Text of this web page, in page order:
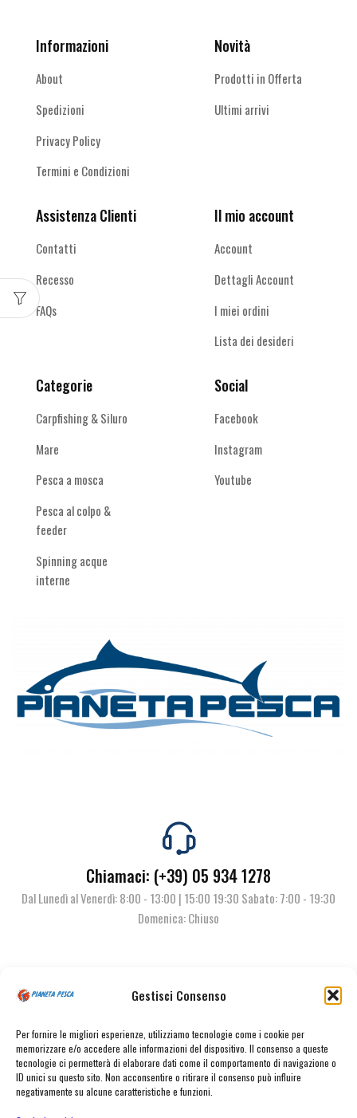
Gestisci Consenso
Per fornire le migliori esperienze, utilizziamo tecnologie come i cookie per
memorizzare e/o accedere alle informazioni del dispositivo. Il consenso a queste
tecnologie ci permetterà di elaborare dati come il comportamento di navigazione o
ID unici su questo sito. Non acconsentire o ritirare il consenso può influire
negativamente su alcune caratteristiche e funzioni.
Informazioni
About
Spedizioni
Privacy Policy
Termini e Condizioni
Novità
Prodotti in Offerta
Ultimi arrivi
Assistenza Clienti
Contatti
Recesso
FAQs
Il mio account
Account
Dettagli Account
I miei ordini
Lista dei desideri
Categorie
Carpfishing & Siluro
Mare
Pesca a mosca
Pesca al colpo &
feeder
Spinning acque
interne
Social
Facebook
Instagram
Youtube
Chiamaci: (+39) 05 934 1278
Dal Lunedì al Venerdì: 8:00 - 13:00 | 15:00 19:30 Sabato: 7:00 - 19:30
Domenica: Chiuso